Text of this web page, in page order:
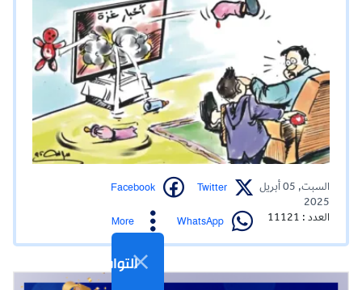
السبت, 05 أبريل
2025
العدد : 11121
Twitter
Facebook
WhatsApp
More
التواصل الاجتماعي